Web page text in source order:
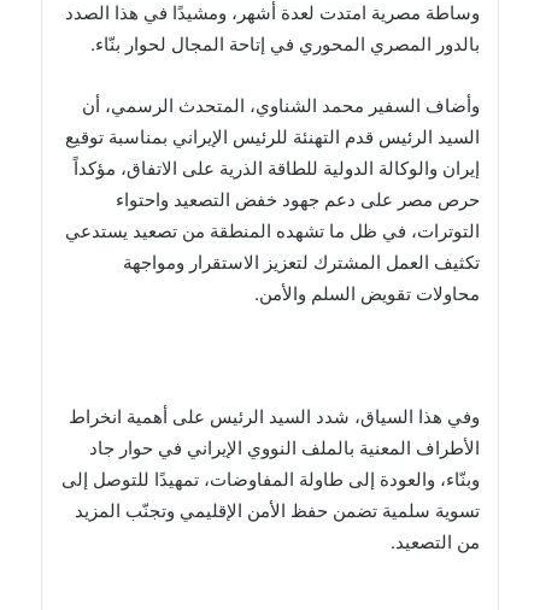
وساطة مصرية امتدت لعدة أشهر، ومشيدًا في هذا الصدد
بالدور المصري المحوري في إتاحة المجال لحوار بنّاء.
وأضاف السفير محمد الشناوي، المتحدث الرسمي، أن
السيد الرئيس قدم التهنئة للرئيس الإيراني بمناسبة توقيع
إيران والوكالة الدولية للطاقة الذرية على الاتفاق، مؤكداً
حرص مصر على دعم جهود خفض التصعيد واحتواء
التوترات، في ظل ما تشهده المنطقة من تصعيد يستدعي
تكثيف العمل المشترك لتعزيز الاستقرار ومواجهة
محاولات تقويض السلم والأمن.
وفي هذا السياق، شدد السيد الرئيس على أهمية انخراط
الأطراف المعنية بالملف النووي الإيراني في حوار جاد
وبنّاء، والعودة إلى طاولة المفاوضات، تمهيدًا للتوصل إلى
تسوية سلمية تضمن حفظ الأمن الإقليمي وتجنّب المزيد
من التصعيد.